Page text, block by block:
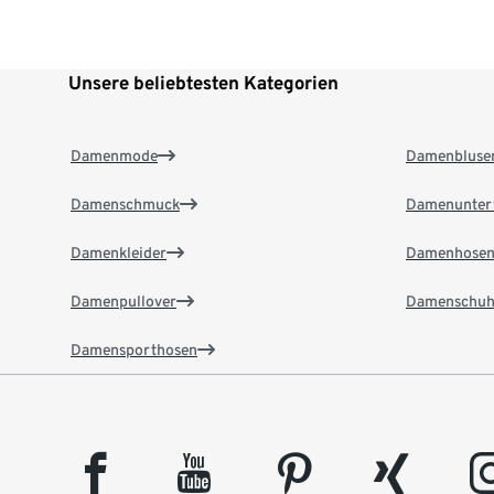
Unsere beliebtesten Kategorien
Damenmode
Damenschmuck
Damenkleider
Damenpullover
Damensporthosen
Damenhosen
facebook youtube pinterest xing